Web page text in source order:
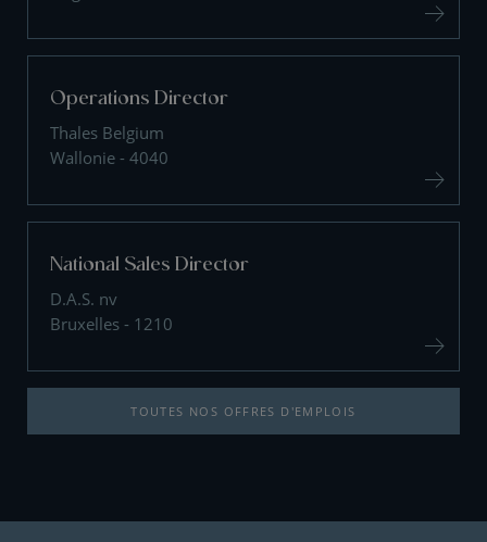
Operations Director
Thales Belgium
Wallonie - 4040
National Sales Director
D.A.S. nv
Bruxelles - 1210
TOUTES NOS OFFRES D'EMPLOIS